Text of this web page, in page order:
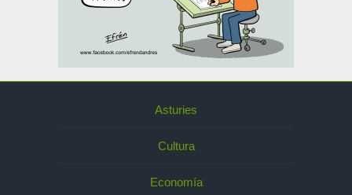
Asturies
Cultura
Economía